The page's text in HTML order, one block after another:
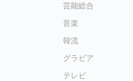
芸能総合
音楽
韓流
グラビア
テレビ